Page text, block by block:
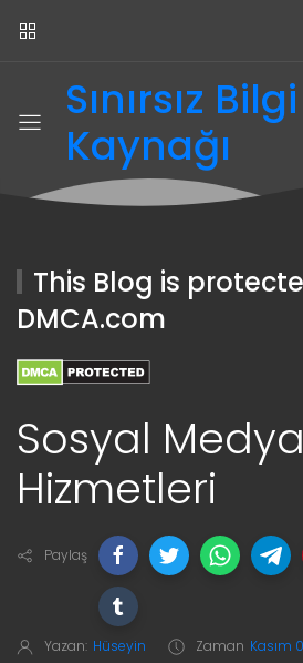
Sınırsız Bilgi
Kaynağı
This Blog is
DMCA.com
Sosyal Medya
Hizmetleri
Paylaş
Yazan: Hüseyin Zaman Kasım